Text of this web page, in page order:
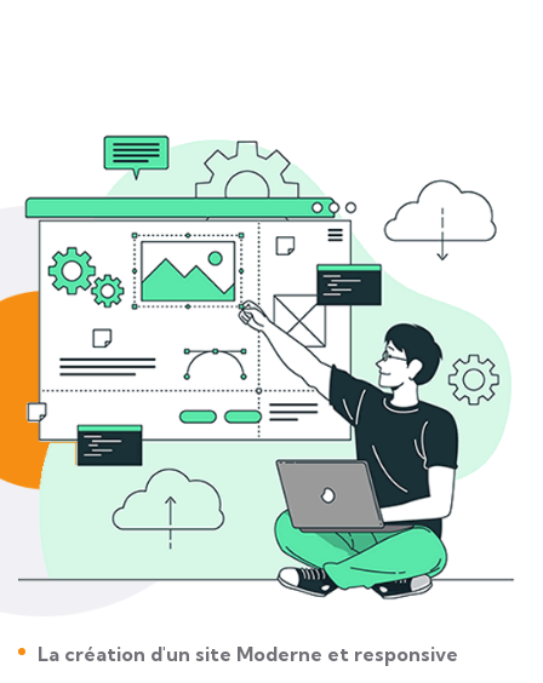
La création d'un site Moderne et responsive